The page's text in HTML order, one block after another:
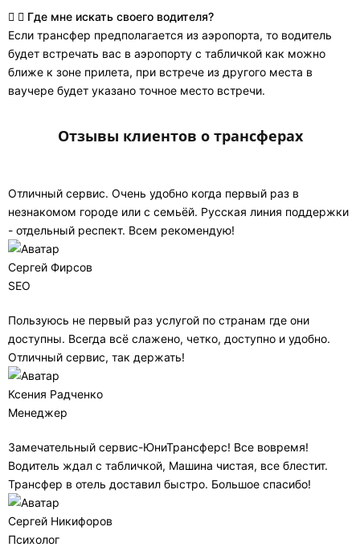
Где мне искать своего водителя?
Если трансфер предполагается из аэропорта, то водитель
будет встречать вас в аэропорту с табличкой как можно
ближе к зоне прилета, при встрече из другого места в
ваучере будет указано точное место встречи.
Отзывы клиентов о трансферах
Отличный сервис. Очень удобно когда первый раз в
незнакомом городе или с семьёй. Русская линия поддержки
- отдельный респект. Всем рекомендую!
Сергей Фирсов
SEO
Пользуюсь не первый раз услугой по странам где они
доступны. Всегда всё слажено, четко, доступно и удобно.
Отличный сервис, так держать!
Ксения Радченко
Менеджер
Замечательный сервис-ЮниТрансферс! Все вовремя!
Водитель ждал с табличкой, Машина чистая, все блестит.
Трансфер в отель доставил быстро. Большое спасибо!
Сергей Никифоров
Психолог